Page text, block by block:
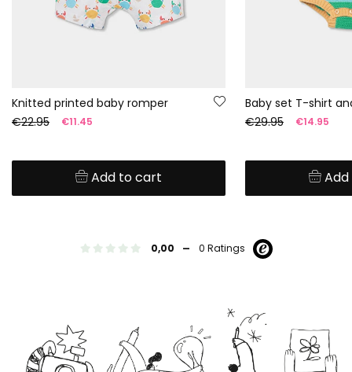
Knitted printed baby romper
€22.95
€11.45
Add to cart
€29.95 €14.95
0,00 - 0 Ratings